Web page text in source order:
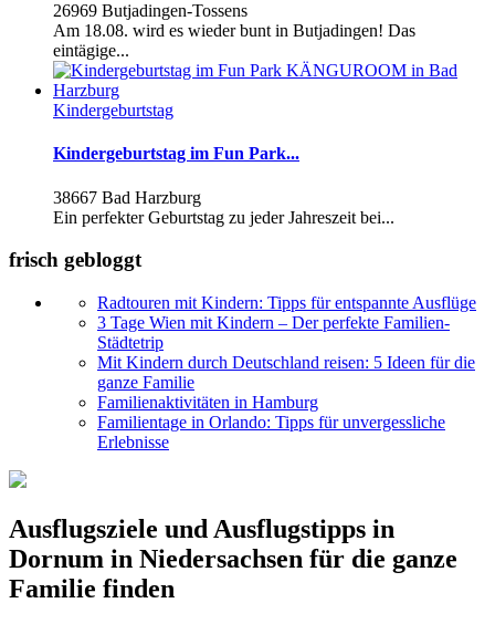
26969 Butjadingen-Tossens
Am 18.08. wird es wieder bunt in Butjadingen! Das
eintägige...
Kindergeburtstag
Kindergeburtstag im Fun Park...
38667 Bad Harzburg
Ein perfekter Geburtstag zu jeder Jahreszeit bei...
frisch gebloggt
Radtouren mit Kindern: Tipps für entspannte Ausflüge
3 Tage Wien mit Kindern – Der perfekte Familien-
Städtetrip
Mit Kindern durch Deutschland reisen: 5 Ideen für die
ganze Familie
Familienaktivitäten in Hamburg
Familientage in Orlando: Tipps für unvergessliche
Erlebnisse
Ausflugsziele und Ausflugstipps in
Dornum in Niedersachsen für die ganze
Familie finden